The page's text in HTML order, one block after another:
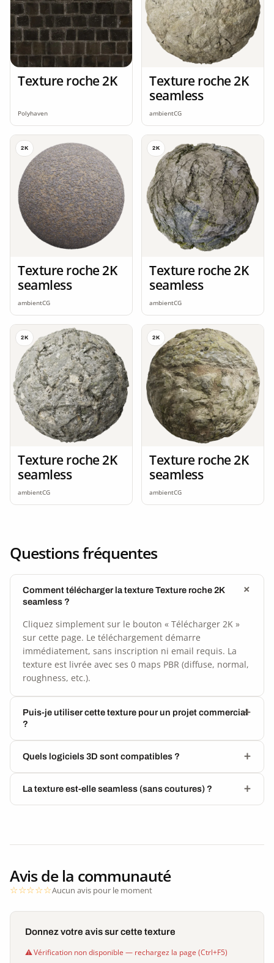
Texture roche 2K
Polyhaven
Texture roche 2K
seamless
ambientCG
2K
Texture roche 2K
seamless
ambientCG
2K
Texture roche 2K
seamless
ambientCG
2K
Texture roche 2K
seamless
ambientCG
2K
Texture roche 2K
seamless
ambientCG
Questions fréquentes
Comment télécharger la texture Texture roche 2K
seamless ?
Cliquez simplement sur le bouton « Télécharger 2K »
sur cette page. Le téléchargement démarre
immédiatement, sans inscription ni email requis. La
texture est livrée avec ses 0 maps PBR (diffuse, normal,
roughness, etc.).
Puis-je utiliser cette texture pour un projet commercial
?
Quels logiciels 3D sont compatibles ?
La texture est-elle seamless (sans coutures) ?
Avis de la communauté
Aucun avis pour le moment
Donnez votre avis sur cette texture
Vérification non disponible — rechargez la page (Ctrl+F5)